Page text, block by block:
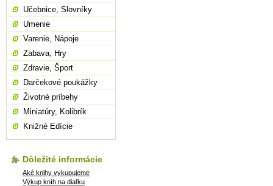
Učebnice, Slovníky
Umenie
Varenie, Nápoje
Zabava, Hry
Zdravie, Šport
Darčekové poukážky
Životné príbehy
Miniatúry, Kolibrík
Knižné Edície
Dôležité informácie
Aké knihy vykupujeme
Výkup kníh na diaľku